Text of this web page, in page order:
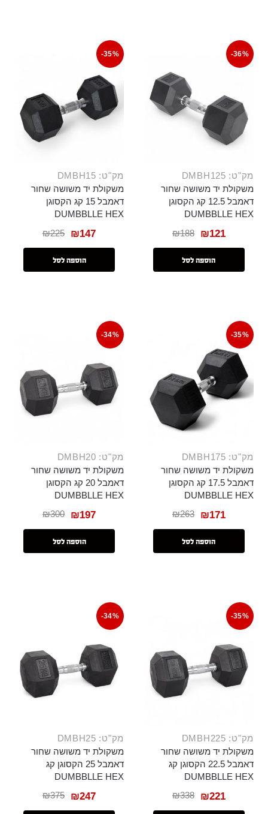
-36%
מק"ט: DMBH125
משקולת יד משושה שחור
דאמבל 12.5 קג הקסוגן
DUMBBLLE HEX
₪188 ₪121
הוספה לסל
-35%
מק"ט: DMBH15
משקולת יד משושה שחור
דאמבל 15 קג הקסוגן
DUMBBLLE HEX
₪225 ₪147
הוספה לסל
-35%
מק"ט: DMBH175
משקולת יד משושה שחור
דאמבל 17.5 קג הקסוגן
DUMBBLLE HEX
₪263 ₪171
הוספה לסל
-34%
מק"ט: DMBH20
משקולת יד משושה שחור
דאמבל 20 קג הקסוגן
DUMBBLLE HEX
₪300 ₪197
הוספה לסל
-35%
מק"ט: DMBH225
משקולת יד משושה שחור
דאמבל 22.5 הקסוגן קג
DUMBBLLE HEX
₪338 ₪221
-34%
מק"ט: DMBH25
משקולת יד משושה שחור
דאמבל 25 הקסוגן קג
DUMBBLLE HEX
₪375 ₪247